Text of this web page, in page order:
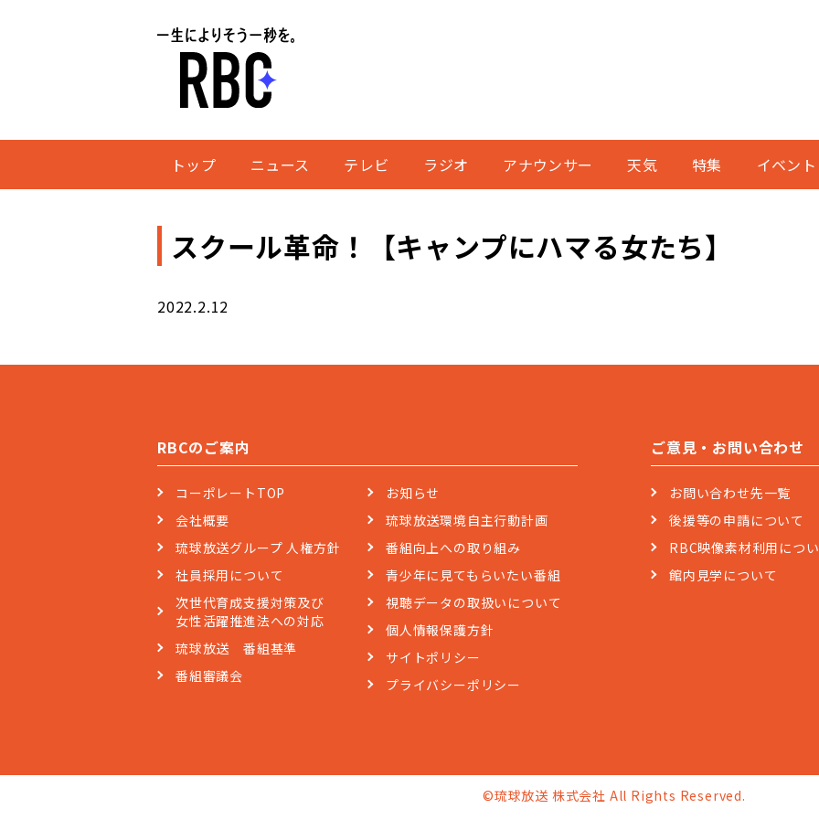
トップ ニュース テレビ ラジオ アナウンサー 天気 特集 イベント
スクール革命！【キャンプにハマる女たち】
2022.2.12
RBCのご案内
コーポレートTOP
会社概要
琉球放送グループ 人権方針
社員採用について
次世代育成支援対策及び
女性活躍推進法への対応
琉球放送 番組基準
番組審議会
お知らせ
琉球放送環境自主行動計画
番組向上への取り組み
青少年に見てもらいたい番組
視聴データの取扱いについて
個人情報保護方針
サイトポリシー
プライバシーポリシー
ご意見・お問い合わせ
お問い合わせ先一覧
後援等の申請について
RBC映像素材利用につ
館内見学について
©琉球放送 株式会社 All Rights Reserved.